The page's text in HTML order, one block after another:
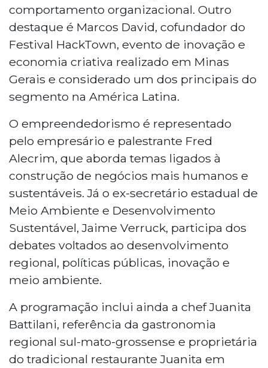
comportamento organizacional. Outro
destaque é Marcos David, cofundador do
Festival HackTown, evento de inovação e
economia criativa realizado em Minas
Gerais e considerado um dos principais do
segmento na América Latina.
O empreendedorismo é representado
pelo empresário e palestrante Fred
Alecrim, que aborda temas ligados à
construção de negócios mais humanos e
sustentáveis. Já o ex-secretário estadual de
Meio Ambiente e Desenvolvimento
Sustentável, Jaime Verruck, participa dos
debates voltados ao desenvolvimento
regional, políticas públicas, inovação e
meio ambiente.
A programação inclui ainda a chef Juanita
Battilani, referência da gastronomia
regional sul-mato-grossense e proprietária
do tradicional restaurante Juanita em